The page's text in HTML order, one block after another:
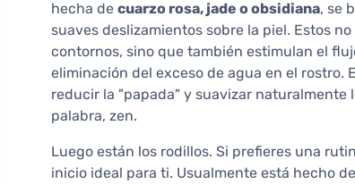
hecha de cuarzo rosa, jade o obsidiana, se
suaves deslizamientos sobre la piel. Estos
contornos, sino que también estimulan el
eliminación del exceso de agua en el rostro.
reducir la "papada" y suavizar naturalmente
palabra, zen.
Luego están los rodillos. Si prefieres una
inicio ideal para ti. Usualmente está hecho